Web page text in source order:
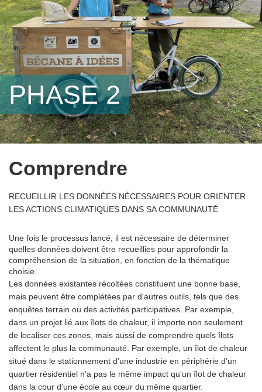
PHASE 2
Comprendre
RECUEILLIR LES DONNÉES NÉCESSAIRES POUR ORIENTER
LES ACTIONS CLIMATIQUES DANS SA COMMUNAUTÉ
Une fois le processus lancé, il est nécessaire de déterminer
quelles données doivent être recueillies pour approfondir la
compréhension de la situation, en fonction de la thématique
choisie.
Les données existantes récoltées constituent une bonne base,
mais peuvent être complétées par d'autres outils, tels que des
enquêtes terrain ou des activités participatives. Par exemple,
dans un projet lié aux îlots de chaleur, il importe non seulement
de localiser ces zones, mais aussi de comprendre quels îlots
affectent le plus la communauté. Par exemple, un îlot de chaleur
situé dans le stationnement d’une industrie en périphérie d’un
quartier résidentiel n’a pas le même impact qu’un îlot de chaleur
dans la cour d’une école au cœur du même quartier.